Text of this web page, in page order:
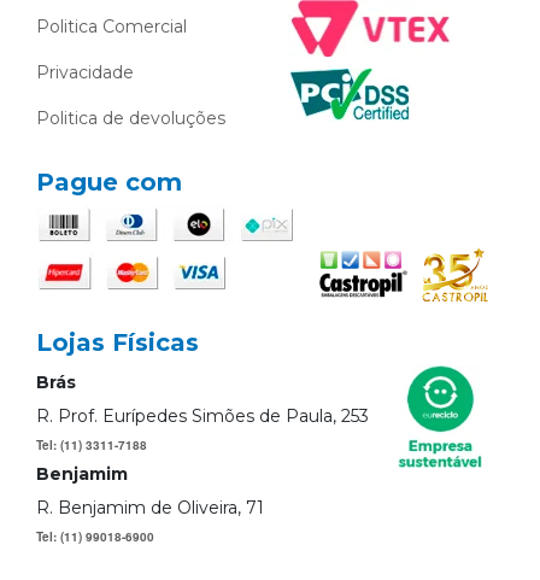
Politica Comercial
Privacidade
Politica de devoluções
Pague com
Lojas Físicas
Brás
R. Prof. Eurípedes Simões de Paula, 253
Tel: (11) 3311-7188
Benjamim
R. Benjamim de Oliveira, 71
Tel: (11) 99018-6900